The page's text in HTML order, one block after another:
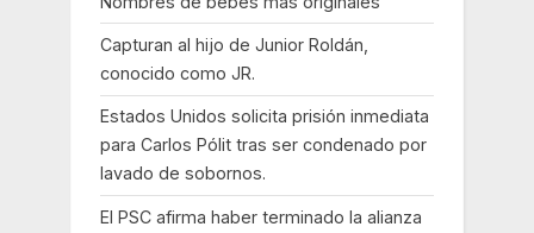
Capturan al hijo de Junior Roldán,
conocido como JR.
Estados Unidos solicita prisión inmediata
para Carlos Pólit tras ser condenado por
lavado de sobornos.
El PSC afirma haber terminado la alianza